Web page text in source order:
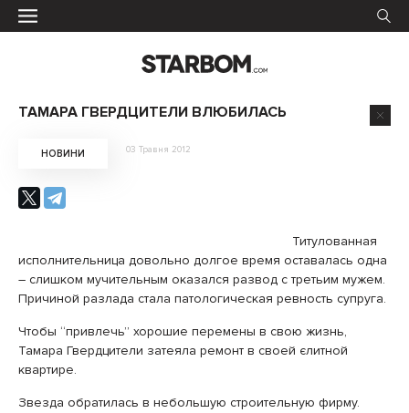
ТАМАРА ГВЕРДЦИТЕЛИ ВЛЮБИЛАСЬ
НОВИНИ 03 Травня 2012
Титулованная
исполнительница довольно долгое время оставалась одна
– слишком мучительным оказался развод с третьим мужем.
Причиной разлада стала патологическая ревность супруга.
Чтобы “привлечь” хорошие перемены в свою жизнь,
Тамара Гвердцители затеяла ремонт в своей єлитной
квартире.
Звезда обратилась в небольшую строительную фирму.